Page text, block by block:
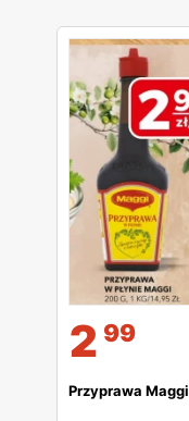
2 99
Przyprawa Maggi